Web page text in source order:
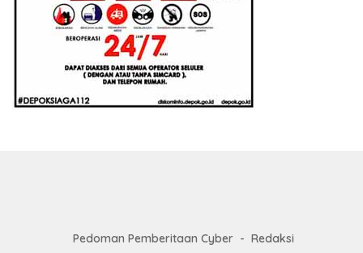
Pedoman Pemberitaan Cyber
Redaksi